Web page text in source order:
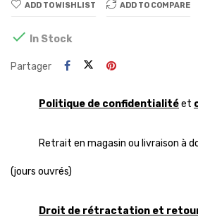
ADD TO WISHLIST ADD TO COMPARE
 In Stock
Partager
Politique de confidentialitéet
Retrait en magasin ou livraison à
(jours ouvrés)
Droit de rétractation et